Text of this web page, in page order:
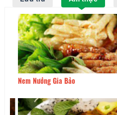
Nem Nướng Gia Bảo